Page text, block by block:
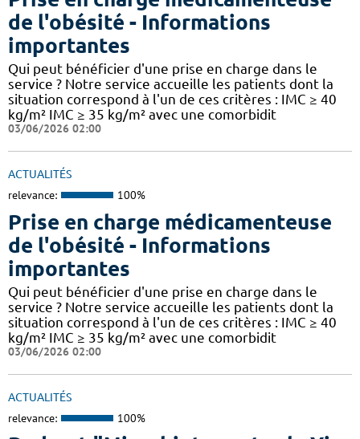
de l'obésité - Informations
importantes
Qui peut bénéficier d'une prise en charge dans le
service ? Notre service accueille les patients dont la
situation correspond à l'un de ces critères : IMC ≥ 40
kg/m² IMC ≥ 35 kg/m² avec une comorbidit
03/06/2026 02:00
ACTUALITÉS
relevance: 100%
Prise en charge médicamenteuse
de l'obésité - Informations
importantes
Qui peut bénéficier d'une prise en charge dans le
service ? Notre service accueille les patients dont la
situation correspond à l'un de ces critères : IMC ≥ 40
kg/m² IMC ≥ 35 kg/m² avec une comorbidit
03/06/2026 02:00
ACTUALITÉS
relevance: 100%